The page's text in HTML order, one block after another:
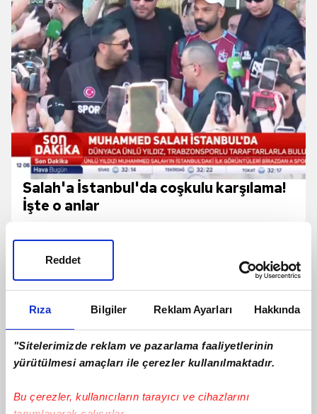
Rıza Bilgiler Reklam Ayarları Hakkında
"Sitelerimizde reklam ve pazarlama faaliyetlerinin
yürütülmesi amaçları ile çerezler kullanılmaktadır.
Bu çerezler, kullanıcıların tarayıcı ve cihazlarını
Reddet
Salah'a İstanbul'da coşkulu karşılama!
İşte o anlar